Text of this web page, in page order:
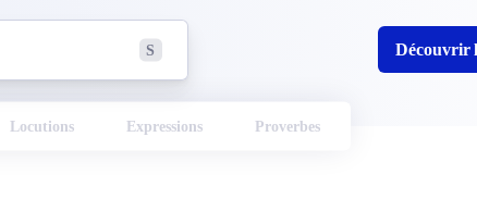
S Découvrir
Locutions Expressions Proverbes